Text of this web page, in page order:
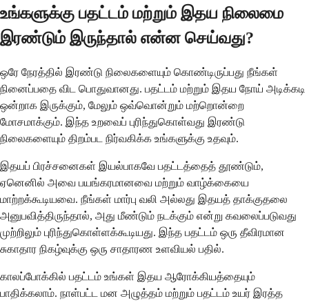
உங்களுக்கு பதட்டம் மற்றும் இதய நிலைமை
இரண்டும் இருந்தால் என்ன செய்வது?
ஒரே நேரத்தில் இரண்டு நிலைகளையும் கொண்டிருப்பது நீங்கள்
நினைப்பதை விட பொதுவானது. பதட்டம் மற்றும் இதய நோய் அடிக்கடி
ஒன்றாக இருக்கும், மேலும் ஒவ்வொன்றும் மற்றொன்றை
மோசமாக்கும். இந்த உறவைப் புரிந்துகொள்வது இரண்டு
நிலைகளையும் திறம்பட நிர்வகிக்க உங்களுக்கு உதவும்.
இதயப் பிரச்சனைகள் இயல்பாகவே பதட்டத்தைத் தூண்டும்,
ஏனெனில் அவை பயங்கரமானவை மற்றும் வாழ்க்கையை
மாற்றக்கூடியவை. நீங்கள் மார்பு வலி அல்லது இதயத் தாக்குதலை
அனுபவித்திருந்தால், அது மீண்டும் நடக்கும் என்று கவலைப்படுவது
முற்றிலும் புரிந்துகொள்ளக்கூடியது. இந்த பதட்டம் ஒரு தீவிரமான
சுகாதார நிகழ்வுக்கு ஒரு சாதாரண உளவியல் பதில்.
காலப்போக்கில் பதட்டம் உங்கள் இதய ஆரோக்கியத்தையும்
பாதிக்கலாம். நாள்பட்ட மன அழுத்தம் மற்றும் பதட்டம் உயர் இரத்த